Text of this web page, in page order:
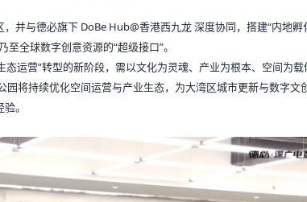
并与德必旗下 DoBe Hub@香港西九龙 深度协同，搭建“内地孵
全球数字创意资源的“超级接口”。
态运营”转型的新阶段，需以文化为灵魂、产业为根本、空间为
园将持续优化空间运营与产业生态，为大湾区城市更新与数字文
。